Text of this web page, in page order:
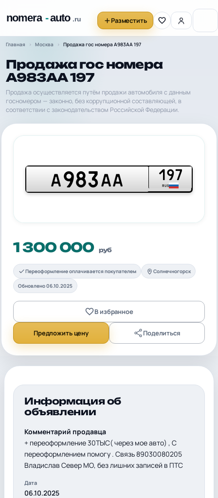
Разместить
Главная Москва Продажа гос номера А983АА 197
Продажа гос номера
А983АА 197
Продажа осуществляется путём продажи автомобиля с данным
госномером — законно, без коррупционной составляющей, в
соответствии с законодательством Российской Федерации.
А983АА 197
RUS
1 300 000 руб
Переоформление оплачивается покупателем Солнечногорск
Обновлено 06.10.2025
В избранное
Предложить цену Поделиться
Информация об
объявлении
Комментарий продавца
+ переоформление 30ТЫС( через мое авто) , С
переоформлением помогу . Связь 89030080205
Владислав Север МО, без лишних записей в ПТС
Дата
06.10.2025